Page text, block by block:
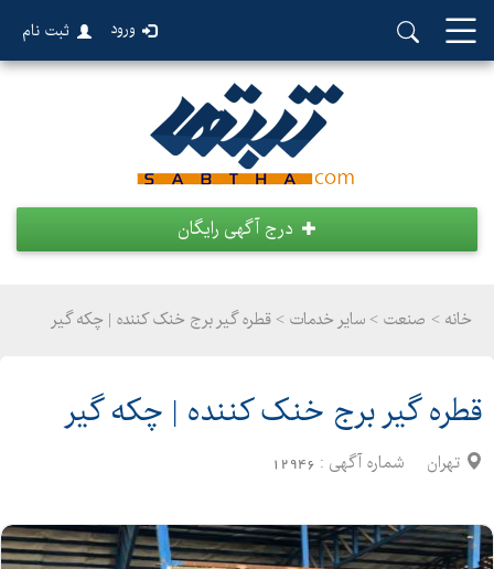
ورود ثبت نام
درج آگهی رایگان
خانه > صنعت > سایر خدمات > قطره گیر برج خنک کننده | چکه گیر
قطره گیر برج خنک کننده | چکه گیر
تهران شماره آگهی : 12946